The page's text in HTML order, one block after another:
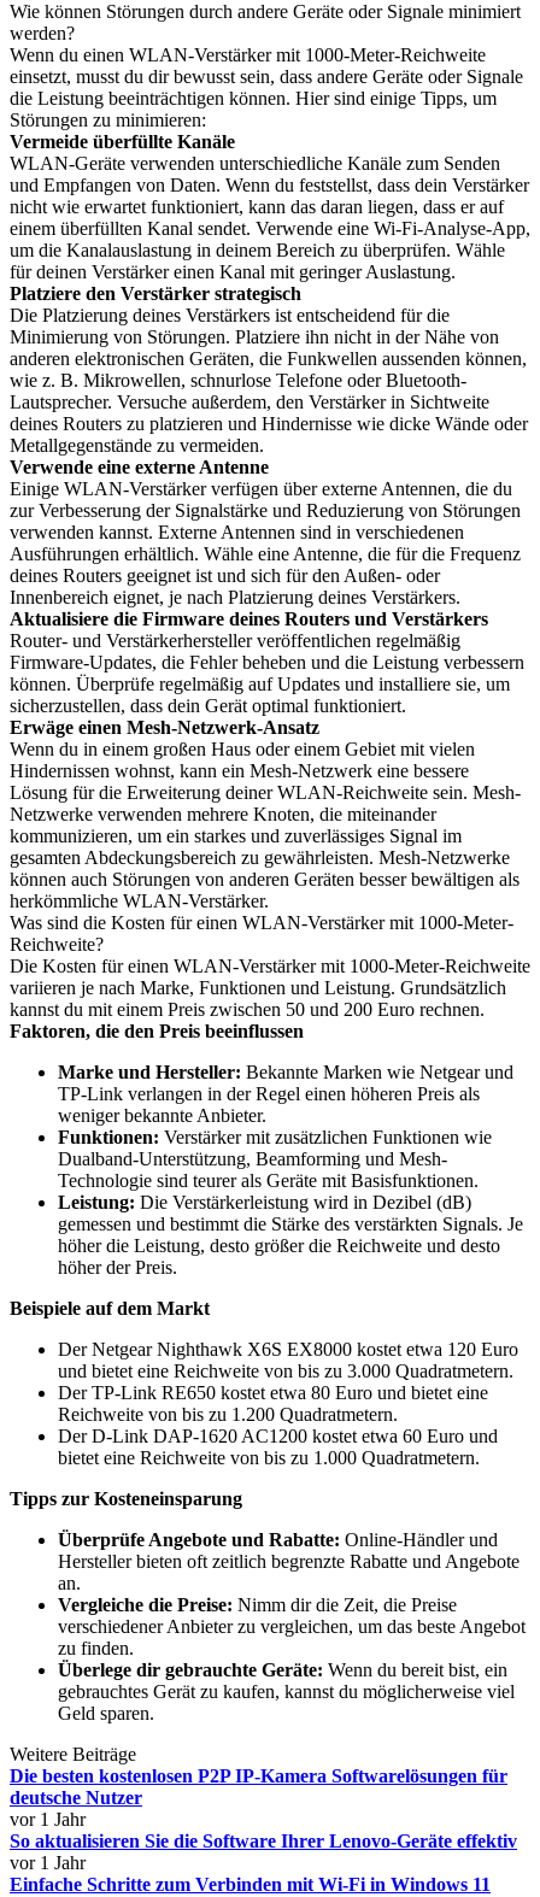
Wie können Störungen durch andere Geräte oder Signale minimiert
werden?
Wenn du einen WLAN-Verstärker mit 1000-Meter-Reichweite
einsetzt, musst du dir bewusst sein, dass andere Geräte oder Signale
die Leistung beeinträchtigen können. Hier sind einige Tipps, um
Störungen zu minimieren:
Vermeide überfüllte Kanäle
WLAN-Geräte verwenden unterschiedliche Kanäle zum Senden
und Empfangen von Daten. Wenn du feststellst, dass dein Verstärker
nicht wie erwartet funktioniert, kann das daran liegen, dass er auf
einem überfüllten Kanal sendet. Verwende eine Wi-Fi-Analyse-App,
um die Kanalauslastung in deinem Bereich zu überprüfen. Wähle
für deinen Verstärker einen Kanal mit geringer Auslastung.
Platziere den Verstärker strategisch
Die Platzierung deines Verstärkers ist entscheidend für die
Minimierung von Störungen. Platziere ihn nicht in der Nähe von
anderen elektronischen Geräten, die Funkwellen aussenden können,
wie z. B. Mikrowellen, schnurlose Telefone oder Bluetooth-
Lautsprecher. Versuche außerdem, den Verstärker in Sichtweite
deines Routers zu platzieren und Hindernisse wie dicke Wände oder
Metallgegenstände zu vermeiden.
Verwende eine externe Antenne
Einige WLAN-Verstärker verfügen über externe Antennen, die du
zur Verbesserung der Signalstärke und Reduzierung von Störungen
verwenden kannst. Externe Antennen sind in verschiedenen
Ausführungen erhältlich. Wähle eine Antenne, die für die Frequenz
deines Routers geeignet ist und sich für den Außen- oder
Innenbereich eignet, je nach Platzierung deines Verstärkers.
Aktualisiere die Firmware deines Routers und Verstärkers
Router- und Verstärkerhersteller veröffentlichen regelmäßig
Firmware-Updates, die Fehler beheben und die Leistung verbessern
können. Überprüfe regelmäßig auf Updates und installiere sie, um
sicherzustellen, dass dein Gerät optimal funktioniert.
Erwäge einen Mesh-Netzwerk-Ansatz
Wenn du in einem großen Haus oder einem Gebiet mit vielen
Hindernissen wohnst, kann ein Mesh-Netzwerk eine bessere
Lösung für die Erweiterung deiner WLAN-Reichweite sein. Mesh-
Netzwerke verwenden mehrere Knoten, die miteinander
kommunizieren, um ein starkes und zuverlässiges Signal im
gesamten Abdeckungsbereich zu gewährleisten. Mesh-Netzwerke
können auch Störungen von anderen Geräten besser bewältigen als
herkömmliche WLAN-Verstärker.
Was sind die Kosten für einen WLAN-Verstärker mit 1000-Meter-
Reichweite?
Die Kosten für einen WLAN-Verstärker mit 1000-Meter-Reichweite
variieren je nach Marke, Funktionen und Leistung. Grundsätzlich
kannst du mit einem Preis zwischen 50 und 200 Euro rechnen.
Faktoren, die den Preis beeinflussen
Marke und Hersteller: Bekannte Marken wie Netgear und
TP-Link verlangen in der Regel einen höheren Preis als
weniger bekannte Anbieter.
Funktionen: Verstärker mit zusätzlichen Funktionen wie
Dualband-Unterstützung, Beamforming und Mesh-
Technologie sind teurer als Geräte mit Basisfunktionen.
Leistung: Die Verstärkerleistung wird in Dezibel (dB)
gemessen und bestimmt die Stärke des verstärkten Signals. Je
höher die Leistung, desto größer die Reichweite und desto
höher der Preis.
Beispiele auf dem Markt
Der Netgear Nighthawk X6S EX8000 kostet etwa 120 Euro
und bietet eine Reichweite von bis zu 3.000 Quadratmetern.
Der TP-Link RE650 kostet etwa 80 Euro und bietet eine
Reichweite von bis zu 1.200 Quadratmetern.
Der D-Link DAP-1620 AC1200 kostet etwa 60 Euro und
bietet eine Reichweite von bis zu 1.000 Quadratmetern.
Tipps zur Kosteneinsparung
Überprüfe Angebote und Rabatte: Online-Händler und
Hersteller bieten oft zeitlich begrenzte Rabatte und Angebote
an.
Vergleiche die Preise: Nimm dir die Zeit, die Preise
verschiedener Anbieter zu vergleichen, um das beste Angebot
zu finden.
Überlege dir gebrauchte Geräte: Wenn du bereit bist, ein
gebrauchtes Gerät zu kaufen, kannst du möglicherweise viel
Geld sparen.
Weitere Beiträge
Die besten kostenlosen P2P IP-Kamera Softwarelösungen für
deutsche Nutzer
vor 1 Jahr
So aktualisieren Sie die Software Ihrer Lenovo-Geräte effektiv
vor 1 Jahr
Einfache Schritte zum Verbinden mit Wi-Fi in Windows 11